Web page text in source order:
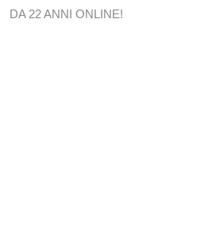
DA 22 ANNI ONLINE!